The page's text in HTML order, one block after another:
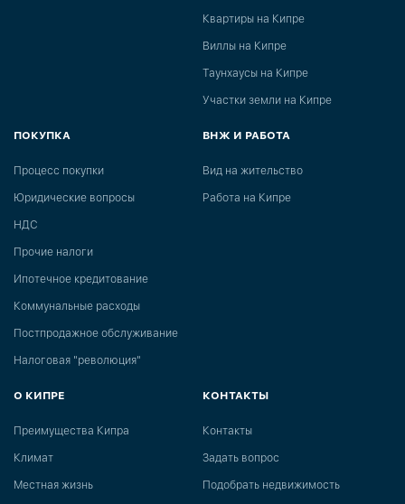
Квартиры на Кипре
Виллы на Кипре
Таунхаусы на Кипре
Участки земли на Кипре
ПОКУПКА
Процесс покупки
Юридические вопросы
НДС
Прочие налоги
Ипотечное кредитование
Коммунальные расходы
Постпродажное обслуживание
Налоговая "революция"
ВНЖ И РАБОТА
Вид на жительство
Работа на Кипре
О КИПРЕ
Преимущества Кипра
Климат
Местная жизнь
КОНТАКТЫ
Контакты
Задать вопрос
Подобрать недвижимость